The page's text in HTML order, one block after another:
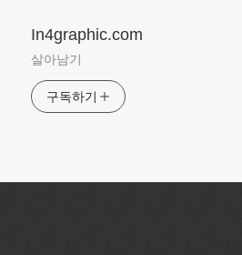
In4graphic.com
살아남기
구독하기